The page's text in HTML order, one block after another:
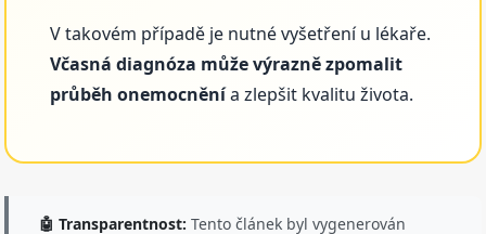
V takovém případě je nutné vyšetření u lékaře.
Včasná diagnóza může výrazně zpomalit
průběh onemocněnía zlepšit kvalitu života.
🤖 Transparentnost: Tento článek byl vygenerován